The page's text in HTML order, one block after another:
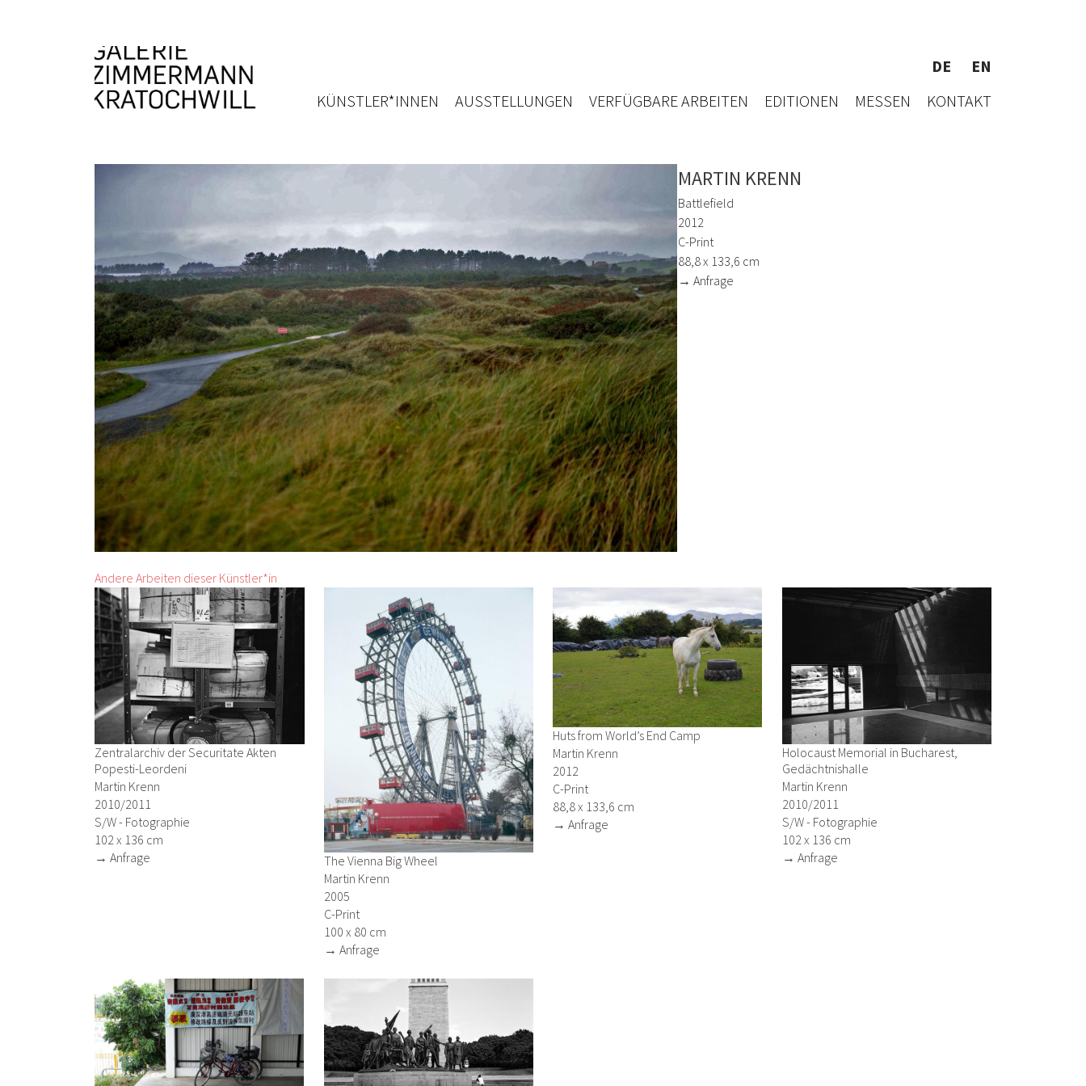
DE
EN
KÜNSTLER*INNEN
AUSSTELLUNGEN VERFÜGBARE ARBEITEN EDITIONEN MESSEN KONTAKT
MARTIN KRENN
Battlefield
2012
C-Print
88,8 x 133,6 cm
→ Anfrage
Andere Arbeiten dieser Künstler*in
Zentralarchiv der Securitate Akten
Popesti-Leordeni
Martin Krenn
2010/2011
S/W - Fotographie
102 x 136 cm
→ Anfrage
The Vienna Big Wheel
Martin Krenn
2005
C-Print
100 x 80 cm
→ Anfrage
Huts from World’s End Camp
Martin Krenn
2012
C-Print
88,8 x 133,6 cm
→ Anfrage
Holocaust Memorial in Bucharest,
Gedächtnishalle
Martin Krenn
2010/2011
S/W - Fotographie
102 x 136 cm
→ Anfrage